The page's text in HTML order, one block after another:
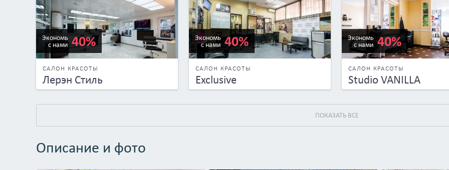
Экономь
с нами 40%
САЛОН КРАСОТЫ
Лерэн Стиль
Экономь
с нами 40%
САЛОН КРАСОТЫ
Exclusive
Экономь
с нами 40%
САЛОН КРАСОТЫ
Studio VANILLA
ПОКАЗАТЬ ВСЕ
Описание и фото